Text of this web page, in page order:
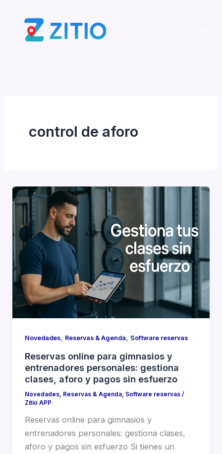
contenido
control de aforo
Novedades, Reservas & Agenda, Software reservas
Reservas online para gimnasios y
entrenadores personales: gestiona
clases, aforo y pagos sin esfuerzo
Novedades, Reservas & Agenda, Software reservas/
Zitio APP
Reservas online para gimnasios y
entrenadores personales: gestiona clases,
aforo y pagos sin esfuerzo Si tienes un